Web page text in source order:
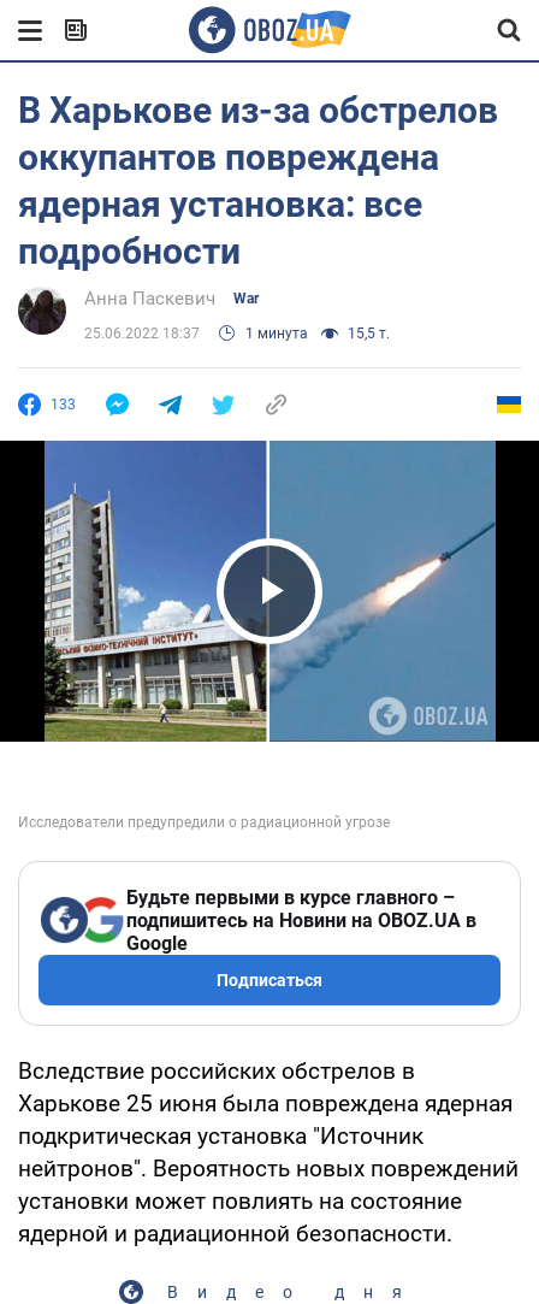
В Харькове из-за обстрелов
оккупантов повреждена
ядерная установка: все
подробности
Анна Паскевич War
25.06.2022 18:37 1 минута 15,5 т.
133
Play Video
Будьте первыми в курсе главного –
подпишитесь на Новини на OBOZ.UA в
Google
Подписаться
Вследствие российских обстрелов в
Харькове 25 июня была повреждена ядерная
подкритическая установка "Источник
нейтронов". Вероятность новых повреждений
установки может повлиять на состояние
ядерной и радиационной безопасности.
Видео дня